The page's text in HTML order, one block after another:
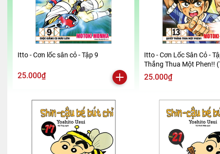
Itto - Cơn lốc sân cỏ - Tập 9
25.000₫
Itto - Cơn Lốc Sân Cỏ -
Thắng Thua Một Phen!!
2024)
25.000₫